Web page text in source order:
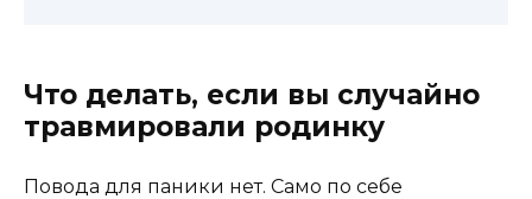
Что делать, если вы случайно
травмировали родинку
Повода для паники нет. Само по себе